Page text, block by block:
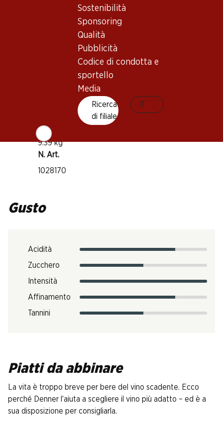
Sostenibilità
Sponsoring
Qualità
Pubblicità
Codice di condotta e
sportello
Media
Ricerca
di filiale
Cannonau (Grenache)
Maturità di beva
Temperatura di beva
Impronta di CO2
9.39 kg
N. Art.
1028170
Gusto
Acidità
Zucchero
Intensità
Affinamento
Tannini
Piatti da abbinare
La vita è troppo breve per bere del vino scadente. Ecco
perché Denner l’aiuta a scegliere il vino più adatto – ed è a
sua disposizione per consigliarla.